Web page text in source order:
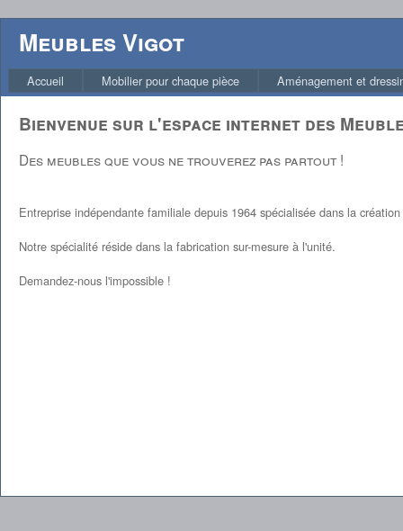
Meubles Vigot
Accueil Mobilier pour chaque pièce Aménagement et
Bienvenue sur l'espace internet des
Des meubles que vous ne trouverez pas partout !
Entreprise indépendante familiale depuis 1964 spécialisée dans la
Notre spécialité réside dans la fabrication sur-mesure à l'unité.
Demandez-nous l'impossible !